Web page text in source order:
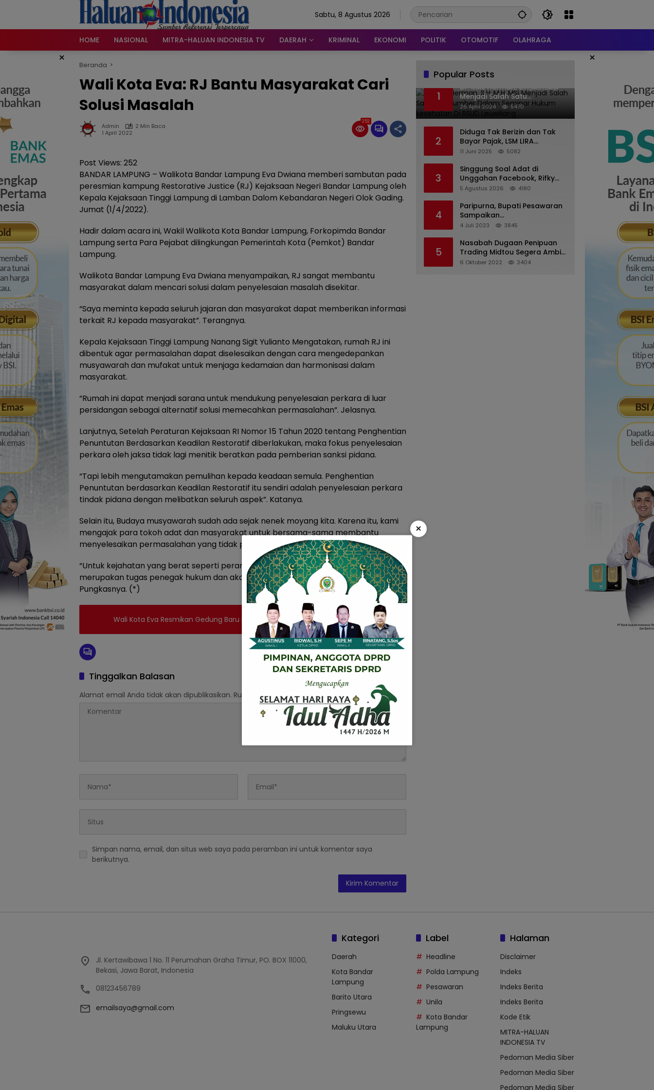
Sabtu, 8 Agustus 2026
HOME NASIONAL MITRA-HALUAN INDONESIA TV DAERAH KRIMINAL EKONOMI POLITIK OTOMOTIF OLAHRAGA
× ×
Beranda
Wali Kota Eva: RJ Bantu Masyarakat Cari
Solusi Masalah
Admin
2 Min Baca
1 April 2022
252
Post Views: 252
BANDAR LAMPUNG – Walikota Bandar Lampung Eva Dwiana memberi sambutan pada
peresmian kampung Restorative Justice (RJ) Kejaksaan Negeri Bandar Lampung oleh
Kepala Kejaksaan Tinggi Lampung di Lamban Dalom Kebandaran Negeri Olok Gading.
Jumat (1/4/2022).
Hadir dalam acara ini, Wakil Walikota Kota Bandar Lampung, Forkopimda Bandar
Lampung serta Para Pejabat dilingkungan Pemerintah Kota (Pemkot) Bandar
Lampung.
Walikota Bandar Lampung Eva Dwiana menyampaikan, RJ sangat membantu
masyarakat dalam mencari solusi dalam penyelesaian masalah disekitar.
“Saya meminta kepada seluruh jajaran dan masyarakat dapat memberikan informasi
terkait RJ kepada masyarakat”. Terangnya.
Kepala Kejaksaan Tinggi Lampung Nanang Sigit Yulianto Mengatakan, rumah RJ ini
dibentuk agar permasalahan dapat diselesaikan dengan cara mengedepankan
musyawarah dan mufakat untuk menjaga kedamaian dan harmonisasi dalam
masyarakat.
“Rumah ini dapat menjadi sarana untuk mendukung penyelesaian perkara di luar
persidangan sebagai alternatif solusi memecahkan permasalahan”. Jelasnya.
Lanjutnya, Setelah Peraturan Kejaksaan RI Nomor 15 Tahun 2020 tentang Penghentian
Penuntutan Berdasarkan Keadilan Restoratif diberlakukan, maka fokus penyelesaian
perkara oleh jaksa tidak lagi menitik beratkan pada pemberian sanksi pidana.
“Tapi lebih mengutamakan pemulihan kepada keadaan semula. Penghentian
Penuntutan berdasarkan Keadilan Restoratif itu sendiri adalah penyelesaian perkara
tindak pidana dengan melibatkan seluruh aspek”. Katanya.
Selain itu, Budaya musyawarah sudah ada sejak nenek moyang kita. Karena itu, kami
mengajak para tokoh adat dan masyarakat untuk bersama-sama membantu
menyelesaikan permasalahan yang tidak perlu sampai ke pengadilan. Ungkapnya.
“Untuk kejahatan yang berat seperti perampokan, pembunuhan, dan narkoba
merupakan tugas penegak hukum dan akan diproses sesuai hukum yang berlaku”.
Pungkasnya. (*)
Wali Kota Eva Resmikan Gedung Baru Puskesmas Susunan Baru
Tinggalkan Balasan
Alamat email Anda tidak akan dipublikasikan. Ruas yang wajib ditandai*
Simpan nama, email, dan situs web saya pada peramban ini untuk komentar saya
berikutnya.
Popular Posts
1
Dr. KMS Herman, S.H.,M.H.,MSi
Menjadi Salah Satu
Narasumber Dalam Seminar
Hukum kesehatan Di RSUD
26 April 2024 5470
2
Diduga Tak Berizin dan Tak
Bayar Pajak, LSM LIRA
Laporkan Santerra de
Batu
11 Juni 2025 5082
3
Singgung Soal Adat di
Unggahan Facebook, Rifky
Desriana Minta Maaf ke PDA
5 Agustus 2026 4180
4
Paripurna, Bupati Pesawaran
Sampaikan
Pertanggungjawaban
4 Juli 2023 3845
5
Nasabah Dugaan Penipuan
Trading Midtou Segera Ambil
Langkah Hukum
6 Oktober 2022 3404
Jl. Kertawibawa 1 No. 11 Perumahan Graha Timur, PO. BOX 11000,
Bekasi, Jawa Barat, Indonesia
08123456789
emailsaya@gmail.com
Kategori
Daerah
Kota Bandar
Lampung
Barito Utara
Pringsewu
Maluku Utara
Label
Headline
Polda Lampung
Pesawaran
Unila
Kota Bandar
Lampung
Halaman
Disclaimer
Indeks
Indeks Berita
Indeks Berita
Kode Etik
MITRA-HALUAN
INDONESIA TV
Pedoman Media Siber
Pedoman Media Siber
Pedoman Media Siber
×